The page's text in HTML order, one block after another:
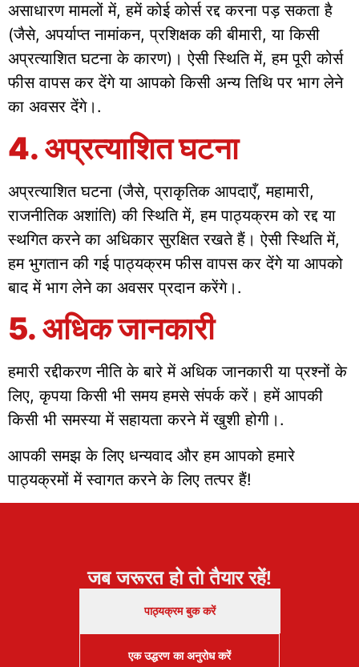
असाधारण मामलों में, हमें कोई कोर्स रद्द करना पड़ सकता है
(जैसे, अपर्याप्त नामांकन, प्रशिक्षक की बीमारी, या किसी
अप्रत्याशित घटना के कारण)। ऐसी स्थिति में, हम पूरी कोर्स
फीस वापस कर देंगे या आपको किसी अन्य तिथि पर भाग लेने
का अवसर देंगे।.
4. अप्रत्याशित घटना
अप्रत्याशित घटना (जैसे, प्राकृतिक आपदाएँ, महामारी,
राजनीतिक अशांति) की स्थिति में, हम पाठ्यक्रम को रद्द या
स्थगित करने का अधिकार सुरक्षित रखते हैं। ऐसी स्थिति में,
हम भुगतान की गई पाठ्यक्रम फीस वापस कर देंगे या आपको
बाद में भाग लेने का अवसर प्रदान करेंगे।.
5. अधिक जानकारी
हमारी रद्दीकरण नीति के बारे में अधिक जानकारी या प्रश्नों के
लिए, कृपया किसी भी समय हमसे संपर्क करें। हमें आपकी
किसी भी समस्या में सहायता करने में खुशी होगी।.
आपकी समझ के लिए धन्यवाद और हम आपको हमारे
पाठ्यक्रमों में स्वागत करने के लिए तत्पर हैं!
जब जरूरत हो तो तैयार रहें!
पाठ्यक्रम बुक करें
एक उद्धरण का अनुरोध करें